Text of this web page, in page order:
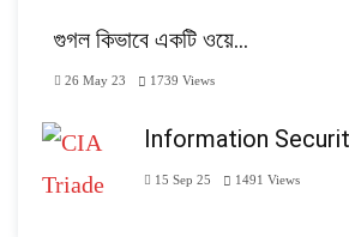
গুগল কিভাবে একটি ওয়ে…
26 May 23 1739 Views
Information
15 Sep 25 1491 Views